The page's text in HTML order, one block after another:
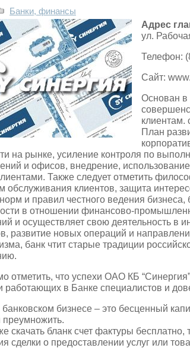
Банки, финансы
Адрес
ул.
Телефон:
Сайт:
Основан в
клиентам.
План
на рынке, усиление контроля по
и офисов, внедрение,
Также следует отметить
обслуживания клиентов, защита
и правил честного ведения
в отношении финансово-
и осуществляет свою деятельность в
развитие новых операций и
банк чтит старые традиции
отметить, что успехи ОАО КБ
работающих в Банке специалистов и
бизнесе – это бесценный
преумножить.
скачать бланк счет фактуры бесплатно,
сделки о предоставлении услуг или